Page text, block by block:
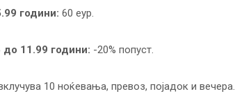
години: 60 еур.
11.99 години: -20% попуст.
10 ноќевања, превоз, појадок и вечера.